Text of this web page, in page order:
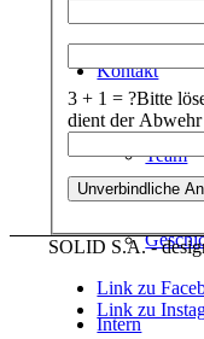
Kontakt
Team
Intern
3 + 1 = ?Bitte
dient der
SOLID S.A. -
Link zu
Link zu